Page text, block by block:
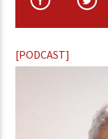
[PODCAST]